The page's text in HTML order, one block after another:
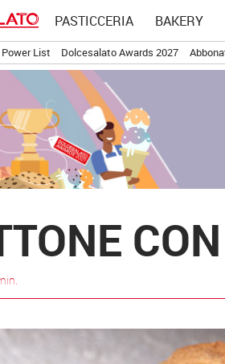
PASTICCERIA BAKERY
List Dolcesalato Awards 2027